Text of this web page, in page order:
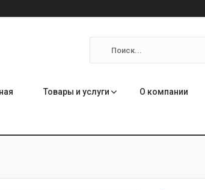
Товары и услуги О компании